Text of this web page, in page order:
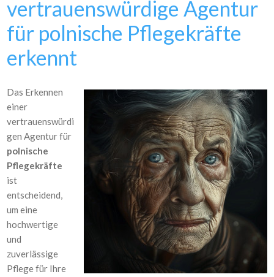
vertrauenswürdige Agentur
für polnische Pflegekräfte
erkennt
Das Erkennen
einer
vertrauenswürdi
gen Agentur für
polnische
Pflegekräfte
ist
entscheidend,
um eine
hochwertige
und
zuverlässige
Pflege für Ihre